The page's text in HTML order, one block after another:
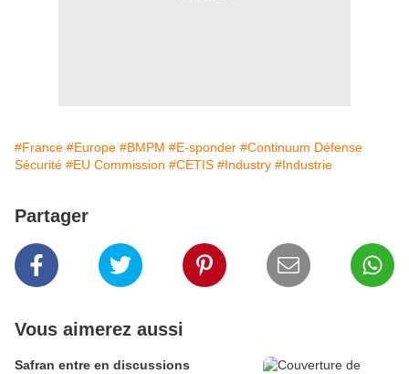
#France #Europe #BMPM #E-sponder #Continuum Défense
Sécurité #EU Commission #CETIS #Industry #Industrie
Partager
Vous aimerez aussi
Safran entre en discussions